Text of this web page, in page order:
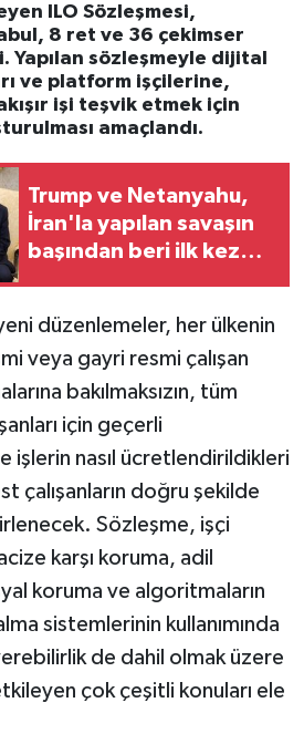
ILO Sözleşmesi,
8 ret ve 36 çekimser
Yapılan sözleşmeyle dijital
ve platform işçilerine,
işi teşvik etmek için
amaçlandı.
Trump ve Netanyahu,
İran'la yapılan savaşın
başından beri ilk kez
düzenlemeler, her ülkenin
veya gayri resmi çalışan
bakılmaksızın, tüm
için geçerli
işlerin nasıl ücretlendirildikleri
çalışanların doğru şekilde
Sözleşme, işçi
karşı koruma, adil
koruma ve algoritmaların
sistemlerinin kullanımında
de dahil olmak üzere
çok çeşitli konuları ele